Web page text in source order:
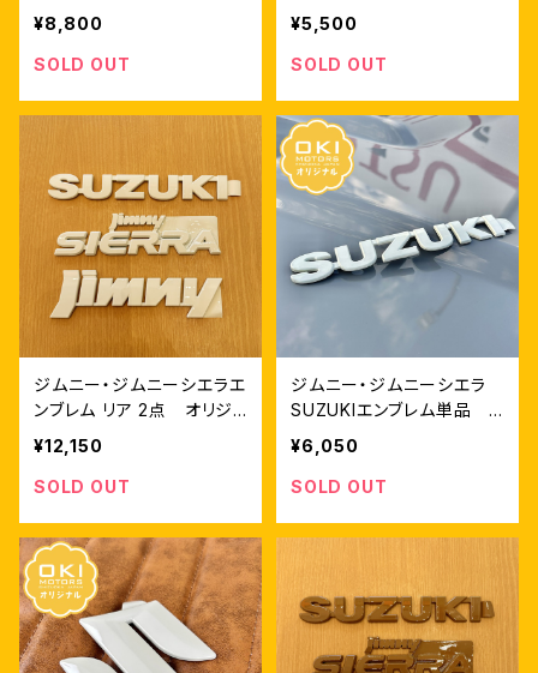
¥8,800
SOLD OUT
¥5,500
SOLD OUT
ジムニー・ジムニーシエラエ
ンブレム リア 2点 オリジ
ナルカラー コットンホワイ
¥12,150
SOLD OUT
ジムニー・ジムニーシエラ
SUZUKIエンブレム単品
オリジナルカラー コットン
ホワイト
¥6,050
SOLD OUT